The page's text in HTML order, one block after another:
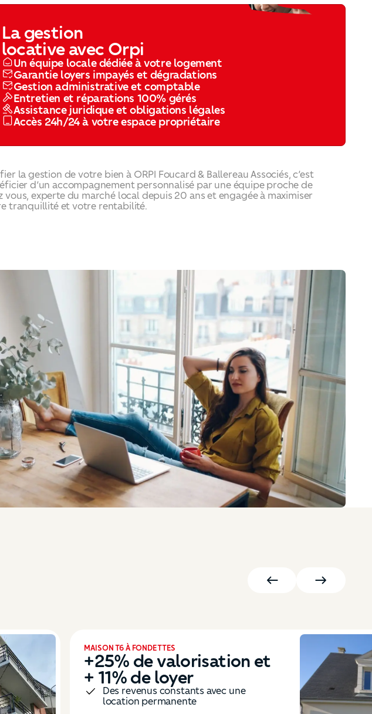
La gestion
locative avec Orpi
Un équipe locale dédiée à votre logement
Garantie loyers impayés et dégradations
Gestion administrative et comptable
Entretien et réparations 100% gérés
Assistance juridique et obligations légales
Accès 24h/24 à votre espace propriétaire
la gestion de votre bien à ORPI Foucard & Ballereau Associés, c’est
d’un accompagnement personnalisé par une équipe proche de
vous, experte du marché local depuis 20 ans et engagée à maximiser
tranquillité et votre rentabilité.
APPARTEMENT T1 SAINT CYR SUR LOIRE
17 ans de location
continue sans vacance
locative
Gestion locative et entretiens réguliers